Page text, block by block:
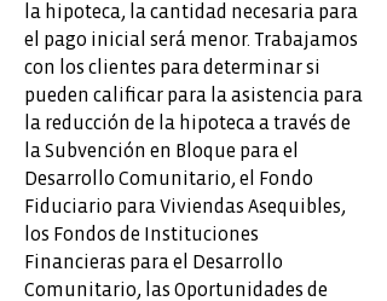
la hipoteca, la cantidad necesaria para
el pago inicial será menor. Trabajamos
con los clientes para determinar si
pueden calificar para la asistencia para
la reducción de la hipoteca a través de
la Subvención en Bloque para el
Desarrollo Comunitario, el Fondo
Fiduciario para Viviendas Asequibles,
los Fondos de Instituciones
Financieras para el Desarrollo
Comunitario, las Oportunidades de